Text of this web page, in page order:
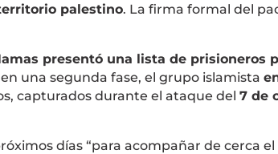
palestino. La firma formal del
presentó una lista de prisioneros
una segunda fase, el grupo islamista
capturados durante el ataque del 7 de
días “para acompañar de cerca el